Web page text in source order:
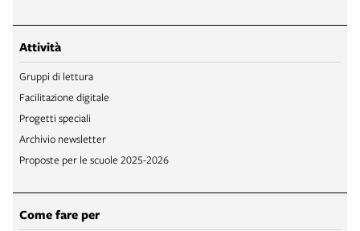
Attività
Gruppi di lettura
Facilitazione digitale
Progetti speciali
Archivio newsletter
Proposte per le scuole 2025-2026
Come fare per